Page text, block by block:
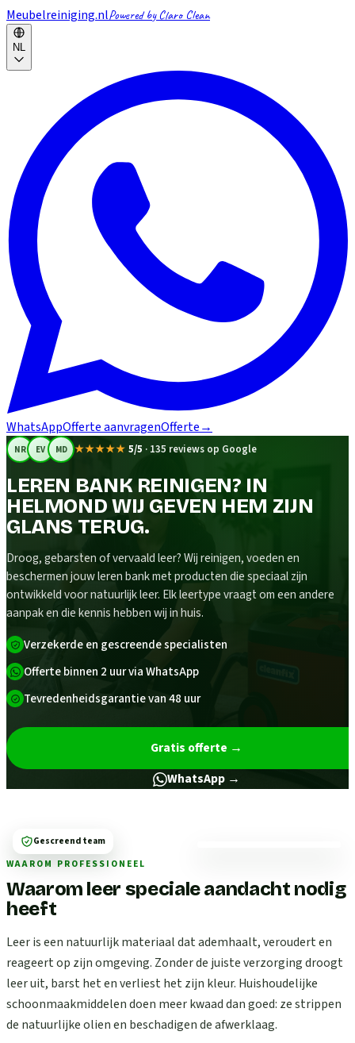
Meubelreiniging.nlPowered by Claro Clean
NL
WhatsAppOfferte aanvragenOfferte→
NR EV MD ★★★★★ 5/5 · 135 reviews op Google
LEREN BANK REINIGEN? IN
HELMOND WIJ GEVEN HEM ZIJN
GLANS TERUG.
Droog, gebarsten of vervaald leer? Wij reinigen, voeden en
beschermen jouw leren bank met producten die speciaal zijn
ontwikkeld voor natuurlijk leer. Elk leertype vraagt om een andere
aanpak en die kennis hebben wij in huis.
Verzekerde en gescreende specialisten
Offerte binnen 2 uur via WhatsApp
Tevredenheidsgarantie van 48 uur
Gratis offerte →
WhatsApp →
WAAROM PROFESSIONEEL
Waarom leer speciale aandacht nodig
heeft
Leer is een natuurlijk materiaal dat ademhaalt, veroudert en
reageert op zijn omgeving. Zonder de juiste verzorging droogt
leer uit, barst het en verliest het zijn kleur. Huishoudelijke
schoonmaakmiddelen doen meer kwaad dan goed: ze strippen
de natuurlijke olien en beschadigen de afwerklaag.
Gescreend team